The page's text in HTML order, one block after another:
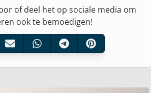
of deel het op sociale media om
ook te bemoedigen!